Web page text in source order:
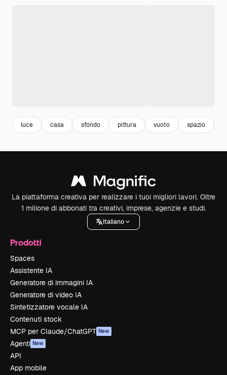
luce casa sfondo pittura vuoto spazio
La piattaforma creativa per realizzare i tuoi migliori lavori. Oltre
1 milione di abbonati tra creativi, imprese, agenzie e studi.
Italiano
Prodotti
Spaces
Assistente IA
Generatore di immagini IA
Generatore di video IA
Sintetizzatore vocale IA
Contenuti stock
MCP per Claude/ChatGPT New
Agenti New
API
App mobile